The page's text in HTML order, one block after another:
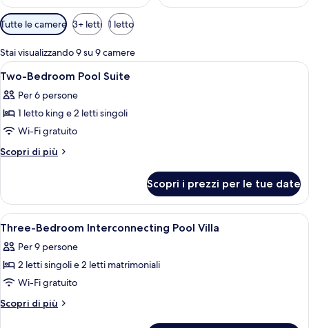
Filtri
disponibili
per
le
camere
Tutte le camere 3+ letti 1 letto
Stai visualizzando 9 su 9 camere
Apri
tutte
le
foto
per
Two-
Suite
Una cassaforte in camera, una
4
Two-Bedroom Pool Suite
Per 6 persone
1 letto king e 2 letti singoli
Wi-Fi gratuito
Scopri di più
Altri
Bedroom
Pool
Suite
Scopri i prezzi per le tue date
Apri
tutte
le
foto
per
Three-
Una cassaforte in camera, una
11
Three-Bedroom Interconnecting Pool Villa
Per 9 persone
2 letti singoli e 2 letti matrimoniali
Wi-Fi gratuito
Scopri di più
Altri